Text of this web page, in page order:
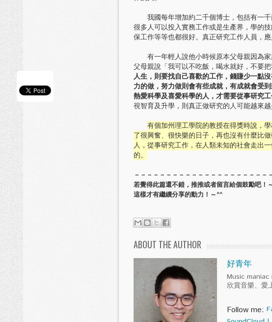
我國每年增加約二千個博士，包括有一千
很多人可以投入實務工作或是生產界，學的
保工作等等也都很好。真正研究工作人員，
有一年輕人說他小時候原本父母親因為家
父母親說「我可以不吃飯，喝水就好，不要
人生，則要找自己喜歡的工作，錢賺少一點沒
力的做，努力做則會有些成就，有成就會受
熱愛科學及喜愛科學的人，才需要從事研究工
視智育及升學，則真正做研究的人可能越來越
有個加州理工學院的教授在得獎時說，
了很興奮、很快樂的日子，再也沒有什麼比
人，從事研究工作，在人類未知的社會走出
的。
－－－－－－－－－－－－－－－－－－－－－
若覺得此篇還不錯，推推或者留言給個鼓勵吧！
這樣才有繼續分享的動力！～^^
ABOUT THE AUTHOR
好青年
Music
欣賞音樂、愛
Follow me: